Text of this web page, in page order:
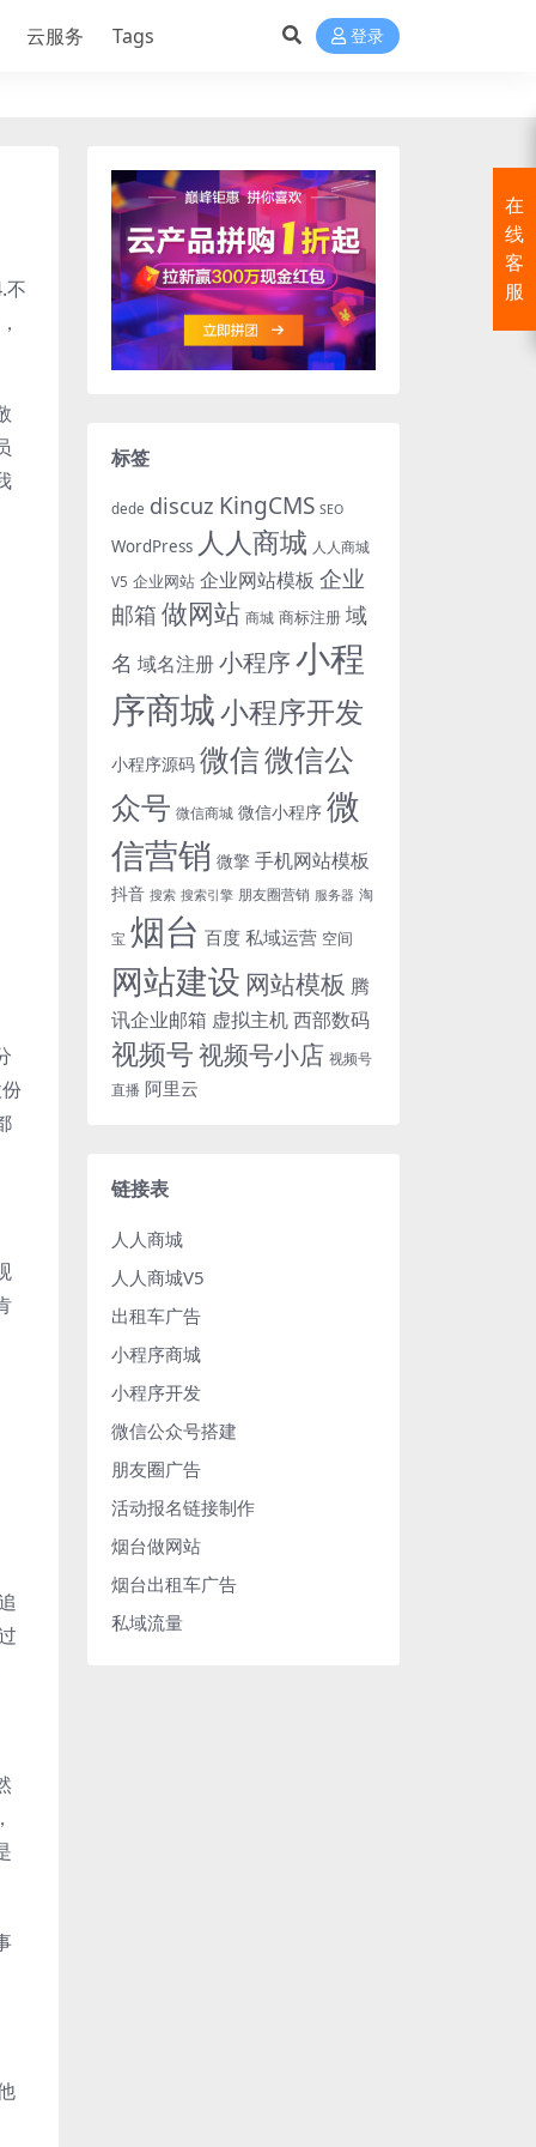
云服务 Tags 登录
不
标签
dede discuz KingCMS SEO
WordPress 人人商城 人人商城
V5 企业网站 企业网站模板 企业
邮箱 做网站 商城 商标注册 域
名 域名注册小程序小程
序商城小程序开发
小程序源码 微信微信公
众号 微信商城 微信小程序 微
信营销 微擎 手机网站模板
抖音 搜索 搜索引擎 朋友圈营销 服务器 淘
宝 烟台 百度 私域运营 空间
网站建设 网站模板 腾
讯企业邮箱 虚拟主机西部数码
视频号视频号小店 视频号
直播 阿里云
链接表
人人商城
人人商城V5
出租车广告
小程序商城
小程序开发
微信公众号搭建
朋友圈广告
活动报名链接制作
烟台做网站
烟台出租车广告
私域流量
在
线
客
服